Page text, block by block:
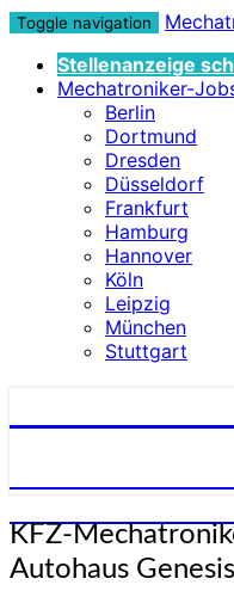
Toggle navigation
Stellenanzeige
Mechatroniker-
Berlin
Dortmund
Dresden
Düsseldorf
Frankfurt
Hamburg
Hannover
Köln
Leipzig
München
Stuttgart
KFZ-
Mechatroniker
(m/w/d)
KFZ-
Autohaus